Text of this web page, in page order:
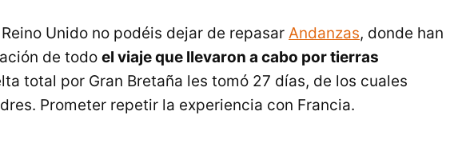
Unido no podéis dejar de repasar Andanzas, donde han
de todo el viaje que llevaron a cabo por tierras
total por Gran Bretaña les tomó 27 días, de los cuales
Prometer repetir la experiencia con Francia.